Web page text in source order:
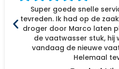
Super goede snelle
tevreden. Ik had op de
droger door Marco laten
de vaatwasser stuk, hij
vandaag de nieuwe
Helemaal